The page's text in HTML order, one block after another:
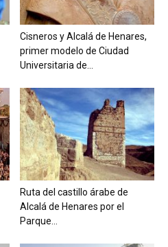
Cisneros y Alcalá de Henares,
primer modelo de Ciudad
Universitaria de...
Ruta del castillo árabe de
Alcalá de Henares por el
Parque...